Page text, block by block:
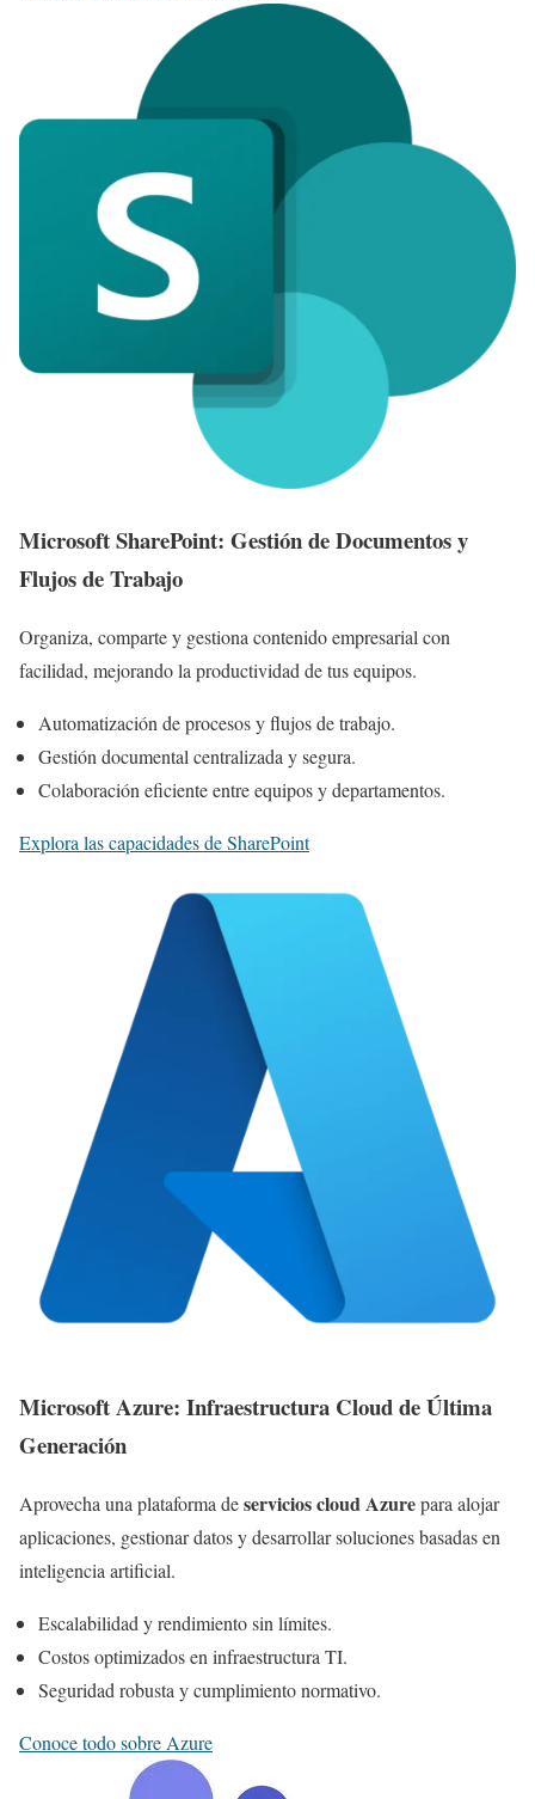
Microsoft SharePoint: Gestión de Documentos y
Flujos de Trabajo
Organiza, comparte y gestiona contenido empresarial con
facilidad, mejorando la productividad de tus equipos.
Automatización de procesos y flujos de trabajo.
Gestión documental centralizada y segura.
Colaboración eficiente entre equipos y departamentos.
Explora las capacidades de SharePoint
Microsoft Azure: Infraestructura Cloud de Última
Generación
Aprovecha una plataforma deservicios cloud Azurepara alojar
aplicaciones, gestionar datos y desarrollar soluciones basadas en
inteligencia artificial.
Escalabilidad y rendimiento sin límites.
Costos optimizados en infraestructura TI.
Seguridad robusta y cumplimiento normativo.
Conoce todo sobre Azure